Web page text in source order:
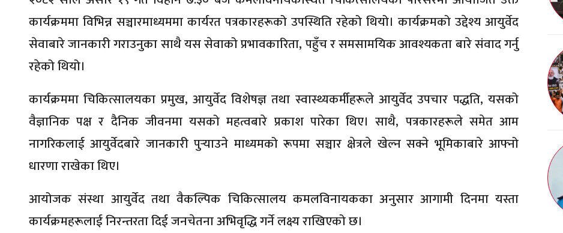
कार्यक्रममा विभिन्न सञ्चारमाध्यममा कार्यरत पत्रकारहरूको उपस्थिति रहेको थियो। कार्यक्रमको उद्देश्य आयुर्वेद
सेवाबारे जानकारी गराउनुका साथै यस सेवाको प्रभावकारिता, पहुँच र समसामयिक आवश्यकता बारे संवाद गर्नु
रहेको थियो।
कार्यक्रममा चिकित्सालयका प्रमुख, आयुर्वेद विशेषज्ञ तथा स्वास्थ्यकर्मीहरूले आयुर्वेद उपचार पद्धति, यसको
वैज्ञानिक पक्ष र दैनिक जीवनमा यसको महत्वबारे प्रकाश पारेका थिए। साथै, पत्रकारहरूले समेत आम
नागरिकलाई आयुर्वेदबारे जानकारी पुर्‍याउने माध्यमको रूपमा सञ्चार क्षेत्रले खेल्न सक्ने भूमिकाबारे आफ्नो
धारणा राखेका थिए।
आयोजक संस्था आयुर्वेद तथा वैकल्पिक चिकित्सालय कमलविनायकका अनुसार आगामी दिनमा यस्ता
कार्यक्रमहरूलाई निरन्तरता दिई जनचेतना अभिवृद्धि गर्ने लक्ष्य राखिएको छ।